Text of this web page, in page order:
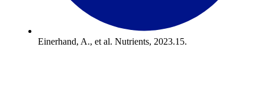
Einerhand, A., et al. Nutrients, 2023.15.